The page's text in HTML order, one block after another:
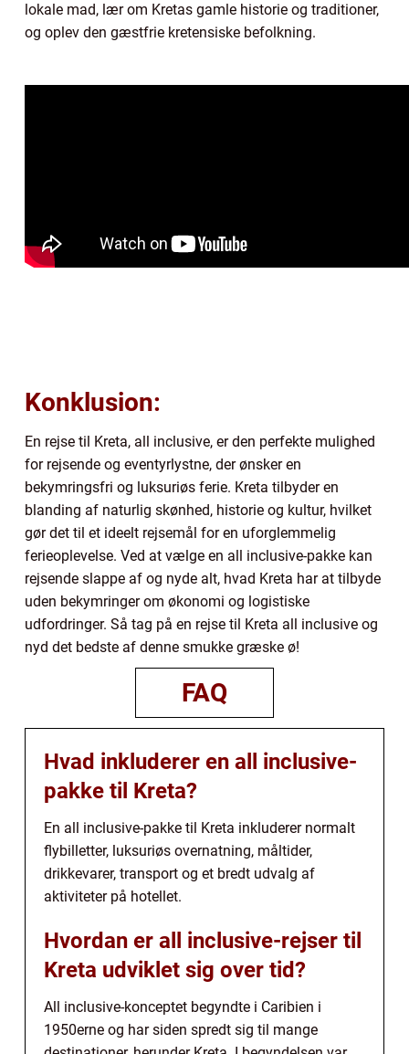
lokale mad, lær om Kretas gamle historie og traditioner,
og oplev den gæstfrie kretensiske befolkning.
Konklusion:
En rejse til Kreta, all inclusive, er den perfekte mulighed
for rejsende og eventyrlystne, der ønsker en
bekymringsfri og luksuriøs ferie. Kreta tilbyder en
blanding af naturlig skønhed, historie og kultur, hvilket
gør det til et ideelt rejsemål for en uforglemmelig
ferieoplevelse. Ved at vælge en all inclusive-pakke kan
rejsende slappe af og nyde alt, hvad Kreta har at tilbyde
uden bekymringer om økonomi og logistiske
udfordringer. Så tag på en rejse til Kreta all inclusive og
nyd det bedste af denne smukke græske ø!
FAQ
Hvad inkluderer en all inclusive-
pakke til Kreta?
En all inclusive-pakke til Kreta inkluderer normalt
flybilletter, luksuriøs overnatning, måltider,
drikkevarer, transport og et bredt udvalg af
aktiviteter på hotellet.
Hvordan er all inclusive-rejser til
Kreta udviklet sig over tid?
All inclusive-konceptet begyndte i Caribien i
1950erne og har siden spredt sig til mange